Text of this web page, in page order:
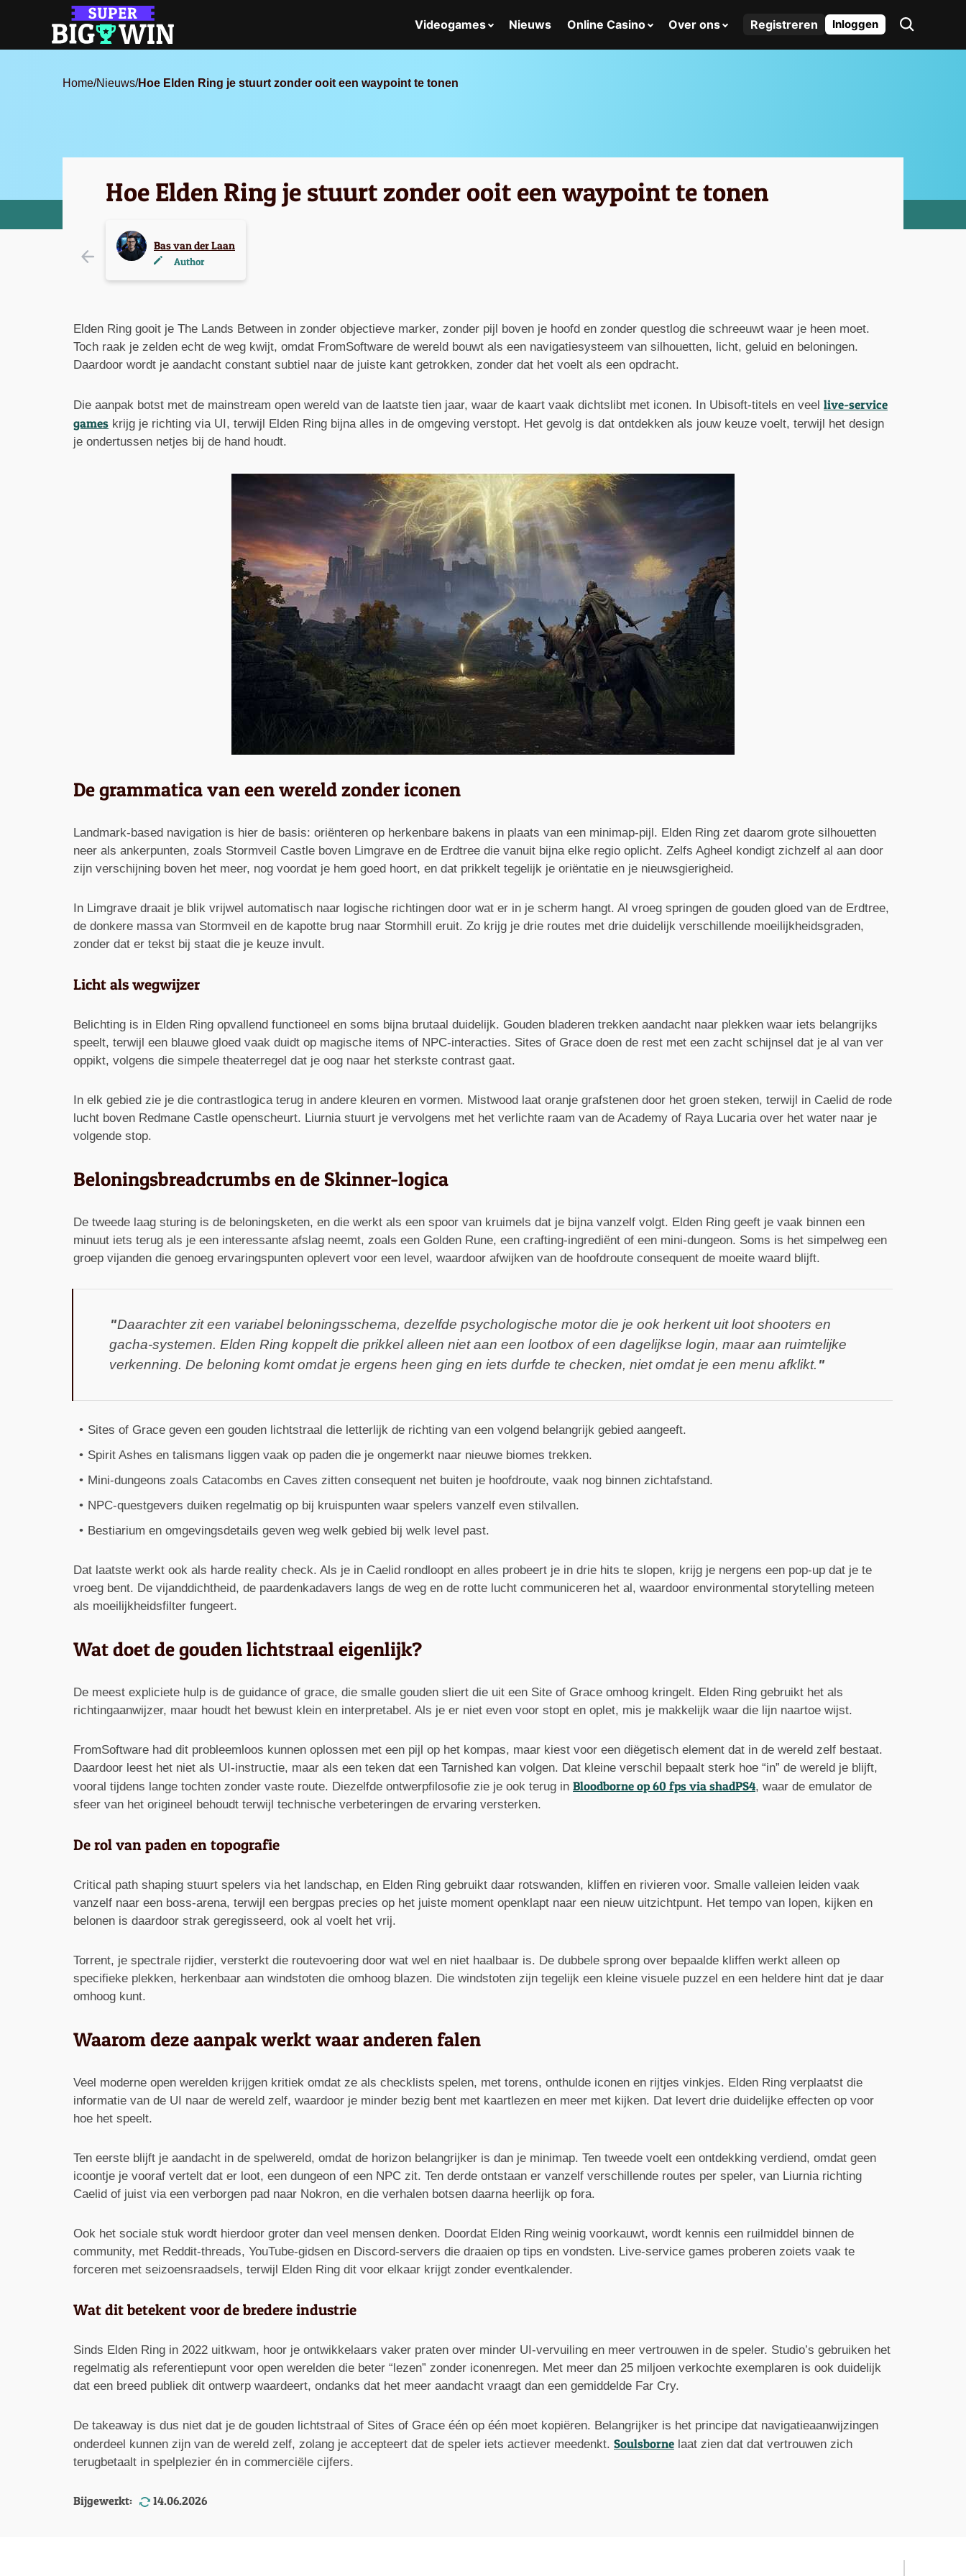
Videogames Nieuws Online Casino Over ons Registreren Inloggen
Home/Nieuws/Hoe Elden Ring je stuurt zonder ooit een waypoint te tonen
Hoe Elden Ring je stuurt zonder ooit een waypoint te tonen
Bas van der Laan
Author
Elden Ring gooit je The Lands Between in zonder objectieve marker, zonder pijl boven je hoofd en zonder questlog die schreeuwt waar je heen moet.
Toch raak je zelden echt de weg kwijt, omdat FromSoftware de wereld bouwt als een navigatiesysteem van silhouetten, licht, geluid en beloningen.
Daardoor wordt je aandacht constant subtiel naar de juiste kant getrokken, zonder dat het voelt als een opdracht.
Die aanpak botst met de mainstream open wereld van de laatste tien jaar, waar de kaart vaak dichtslibt met iconen. In Ubisoft-titels en veel live-service
games krijg je richting via UI, terwijl Elden Ring bijna alles in de omgeving verstopt. Het gevolg is dat ontdekken als jouw keuze voelt, terwijl het design
je ondertussen netjes bij de hand houdt.
De grammatica van een wereld zonder iconen
Landmark-based navigation is hier de basis: oriënteren op herkenbare bakens in plaats van een minimap-pijl. Elden Ring zet daarom grote silhouetten
neer als ankerpunten, zoals Stormveil Castle boven Limgrave en de Erdtree die vanuit bijna elke regio oplicht. Zelfs Agheel kondigt zichzelf al aan door
zijn verschijning boven het meer, nog voordat je hem goed hoort, en dat prikkelt tegelijk je oriëntatie en je nieuwsgierigheid.
In Limgrave draait je blik vrijwel automatisch naar logische richtingen door wat er in je scherm hangt. Al vroeg springen de gouden gloed van de Erdtree,
de donkere massa van Stormveil en de kapotte brug naar Stormhill eruit. Zo krijg je drie routes met drie duidelijk verschillende moeilijkheidsgraden,
zonder dat er tekst bij staat die je keuze invult.
Licht als wegwijzer
Belichting is in Elden Ring opvallend functioneel en soms bijna brutaal duidelijk. Gouden bladeren trekken aandacht naar plekken waar iets belangrijks
speelt, terwijl een blauwe gloed vaak duidt op magische items of NPC-interacties. Sites of Grace doen de rest met een zacht schijnsel dat je al van ver
oppikt, volgens die simpele theaterregel dat je oog naar het sterkste contrast gaat.
In elk gebied zie je die contrastlogica terug in andere kleuren en vormen. Mistwood laat oranje grafstenen door het groen steken, terwijl in Caelid de rode
lucht boven Redmane Castle openscheurt. Liurnia stuurt je vervolgens met het verlichte raam van de Academy of Raya Lucaria over het water naar je
volgende stop.
Beloningsbreadcrumbs en de Skinner-logica
De tweede laag sturing is de beloningsketen, en die werkt als een spoor van kruimels dat je bijna vanzelf volgt. Elden Ring geeft je vaak binnen een
minuut iets terug als je een interessante afslag neemt, zoals een Golden Rune, een crafting-ingrediënt of een mini-dungeon. Soms is het simpelweg een
groep vijanden die genoeg ervaringspunten oplevert voor een level, waardoor afwijken van de hoofdroute consequent de moeite waard blijft.
Daarachter zit een variabel beloningsschema, dezelfde psychologische motor die je ook herkent uit loot shooters en
gacha-systemen. Elden Ring koppelt die prikkel alleen niet aan een lootbox of een dagelijkse login, maar aan ruimtelijke
verkenning. De beloning komt omdat je ergens heen ging en iets durfde te checken, niet omdat je een menu afklikt.
Sites of Grace geven een gouden lichtstraal die letterlijk de richting van een volgend belangrijk gebied aangeeft.
Spirit Ashes en talismans liggen vaak op paden die je ongemerkt naar nieuwe biomes trekken.
Mini-dungeons zoals Catacombs en Caves zitten consequent net buiten je hoofdroute, vaak nog binnen zichtafstand.
NPC-questgevers duiken regelmatig op bij kruispunten waar spelers vanzelf even stilvallen.
Bestiarium en omgevingsdetails geven weg welk gebied bij welk level past.
Dat laatste werkt ook als harde reality check. Als je in Caelid rondloopt en alles probeert je in drie hits te slopen, krijg je nergens een pop-up dat je te
vroeg bent. De vijanddichtheid, de paardenkadavers langs de weg en de rotte lucht communiceren het al, waardoor environmental storytelling meteen
als moeilijkheidsfilter fungeert.
Wat doet de gouden lichtstraal eigenlijk?
De meest expliciete hulp is de guidance of grace, die smalle gouden sliert die uit een Site of Grace omhoog kringelt. Elden Ring gebruikt het als
richtingaanwijzer, maar houdt het bewust klein en interpretabel. Als je er niet even voor stopt en oplet, mis je makkelijk waar die lijn naartoe wijst.
FromSoftware had dit probleemloos kunnen oplossen met een pijl op het kompas, maar kiest voor een diëgetisch element dat in de wereld zelf bestaat.
Daardoor leest het niet als UI-instructie, maar als een teken dat een Tarnished kan volgen. Dat kleine verschil bepaalt sterk hoe “in” de wereld je blijft,
vooral tijdens lange tochten zonder vaste route. Diezelfde ontwerpfilosofie zie je ook terug in Bloodborne op 60 fps via shadPS4, waar de emulator de
sfeer van het origineel behoudt terwijl technische verbeteringen de ervaring versterken.
De rol van paden en topografie
Critical path shaping stuurt spelers via het landschap, en Elden Ring gebruikt daar rotswanden, kliffen en rivieren voor. Smalle valleien leiden vaak
vanzelf naar een boss-arena, terwijl een bergpas precies op het juiste moment openklapt naar een nieuw uitzichtpunt. Het tempo van lopen, kijken en
belonen is daardoor strak geregisseerd, ook al voelt het vrij.
Torrent, je spectrale rijdier, versterkt die routevoering door wat wel en niet haalbaar is. De dubbele sprong over bepaalde kliffen werkt alleen op
specifieke plekken, herkenbaar aan windstoten die omhoog blazen. Die windstoten zijn tegelijk een kleine visuele puzzel en een heldere hint dat je daar
omhoog kunt.
Waarom deze aanpak werkt waar anderen falen
Veel moderne open werelden krijgen kritiek omdat ze als checklists spelen, met torens, onthulde iconen en rijtjes vinkjes. Elden Ring verplaatst die
informatie van de UI naar de wereld zelf, waardoor je minder bezig bent met kaartlezen en meer met kijken. Dat levert drie duidelijke effecten op voor
hoe het speelt.
Ten eerste blijft je aandacht in de spelwereld, omdat de horizon belangrijker is dan je minimap. Ten tweede voelt een ontdekking verdiend, omdat geen
icoontje je vooraf vertelt dat er loot, een dungeon of een NPC zit. Ten derde ontstaan er vanzelf verschillende routes per speler, van Liurnia richting
Caelid of juist via een verborgen pad naar Nokron, en die verhalen botsen daarna heerlijk op fora.
Ook het sociale stuk wordt hierdoor groter dan veel mensen denken. Doordat Elden Ring weinig voorkauwt, wordt kennis een ruilmiddel binnen de
community, met Reddit-threads, YouTube-gidsen en Discord-servers die draaien op tips en vondsten. Live-service games proberen zoiets vaak te
forceren met seizoensraadsels, terwijl Elden Ring dit voor elkaar krijgt zonder eventkalender.
Wat dit betekent voor de bredere industrie
Sinds Elden Ring in 2022 uitkwam, hoor je ontwikkelaars vaker praten over minder UI-vervuiling en meer vertrouwen in de speler. Studio’s gebruiken het
regelmatig als referentiepunt voor open werelden die beter “lezen” zonder iconenregen. Met meer dan 25 miljoen verkochte exemplaren is ook duidelijk
dat een breed publiek dit ontwerp waardeert, ondanks dat het meer aandacht vraagt dan een gemiddelde Far Cry.
De takeaway is dus niet dat je de gouden lichtstraal of Sites of Grace één op één moet kopiëren. Belangrijker is het principe dat navigatieaanwijzingen
onderdeel kunnen zijn van de wereld zelf, zolang je accepteert dat de speler iets actiever meedenkt. Soulsborne laat zien dat dat vertrouwen zich
terugbetaalt in spelplezier én in commerciële cijfers.
Bijgewerkt: 14.06.2026